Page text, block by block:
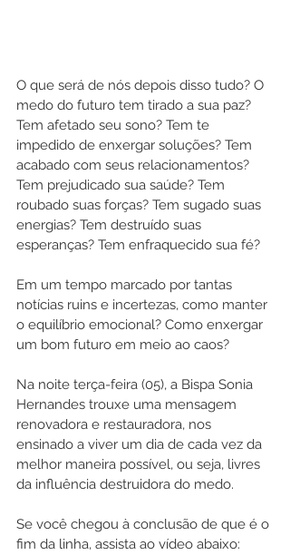
O que será de nós depois disso tudo? O
medo do futuro tem tirado a sua paz?
Tem afetado seu sono? Tem te
impedido de enxergar soluções? Tem
acabado com seus relacionamentos?
Tem prejudicado sua saúde? Tem
roubado suas forças? Tem sugado suas
energias? Tem destruído suas
esperanças? Tem enfraquecido sua fé?
Em um tempo marcado por tantas
notícias ruins e incertezas, como manter
o equilíbrio emocional? Como enxergar
um bom futuro em meio ao caos?
Na noite terça-feira (05), a Bispa Sonia
Hernandes trouxe uma mensagem
renovadora e restauradora, nos
ensinado a viver um dia de cada vez da
melhor maneira possível, ou seja, livres
da influência destruidora do medo.
Se você chegou à conclusão de que é o
fim da linha, assista ao vídeo abaixo: